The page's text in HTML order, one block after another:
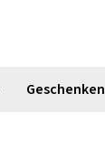
Geschenken